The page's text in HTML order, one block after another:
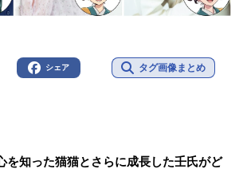
シェア タグ画像まとめ
を知った猫猫とさらに成長した壬氏がど